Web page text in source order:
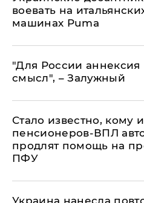
воевать на
машинах Puma
"Для России
смысл", – Залужный
Стало известно, кому
пенсионеров-ВПЛ
продлят помощь на
ПФУ
Украина нанесла